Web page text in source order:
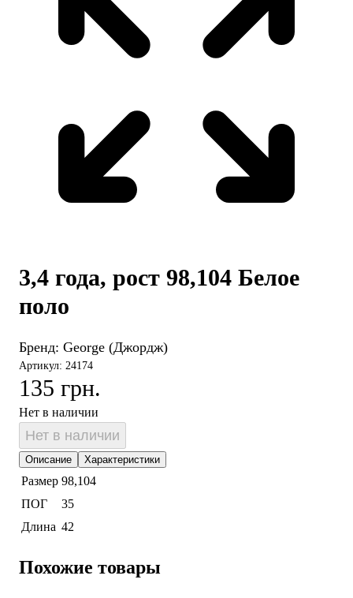
3,4 года, рост 98,104 Белое
поло
Бренд: George (Джордж)
Артикул: 24174
135 грн.
Нет в наличии
Нет в наличии
Описание Характеристики
Размер 98,104
ПОГ
35
Длина 42
Похожие товары